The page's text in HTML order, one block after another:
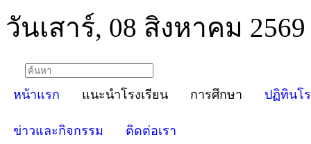
วันเสาร์, 08 สิงหาคม 2569
หน้าแรก แนะนำโรงเรียน การศึกษา ปฏิทินโ
ข่าวและกิจกรรม ติดต่อเรา